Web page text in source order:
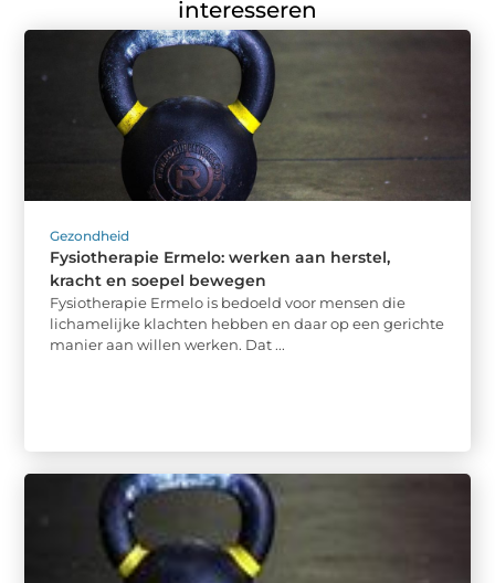
interesseren
Gezondheid
Fysiotherapie Ermelo: werken aan herstel,
kracht en soepel bewegen
Fysiotherapie Ermelo is bedoeld voor mensen die
lichamelijke klachten hebben en daar op een gerichte
manier aan willen werken. Dat ...